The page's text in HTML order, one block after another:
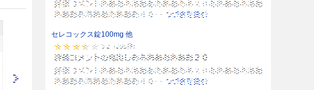
セレコックス錠100mg 他